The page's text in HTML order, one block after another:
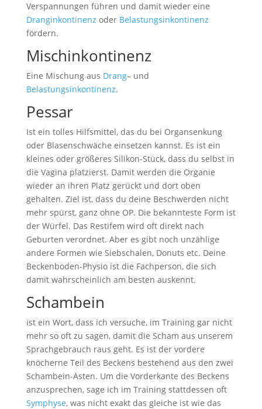
Verspannungen führen und damit wieder eine
Dranginkontinenz oder Belastungsinkontinenz
fördern.
Mischinkontinenz
Eine Mischung aus Drang– und
Belastungsinkontinenz.
Pessar
Ist ein tolles Hilfsmittel, das du bei Organsenkung
oder Blasenschwäche einsetzen kannst. Es ist ein
kleines oder größeres Silikon-Stück, dass du selbst in
die Vagina platzierst. Damit werden die Organie
wieder an ihren Platz gerückt und dort oben
gehalten. Ziel ist, dass du deine Beschwerden nicht
mehr spürst, ganz ohne OP. Die bekannteste Form ist
der Würfel. Das Restifem wird oft direkt nach
Geburten verordnet. Aber es gibt noch unzählige
andere Formen wie Siebschalen, Donuts etc. Deine
Beckenboden-Physio ist die Fachperson, die sich
damit wahrscheinlich am besten auskennt.
Schambein
ist ein Wort, dass ich versuche, im Training gar nicht
mehr so oft zu sagen, damit die Scham aus unserem
Sprachgebrauch raus geht. Es ist der vordere
knöcherne Teil des Beckens bestehend aus den zwei
Schambein-Ästen. Um die Vorderkante des Beckens
anzusprechen, sage ich im Training stattdessen oft
Symphyse, was nicht exakt das gleiche ist wie das